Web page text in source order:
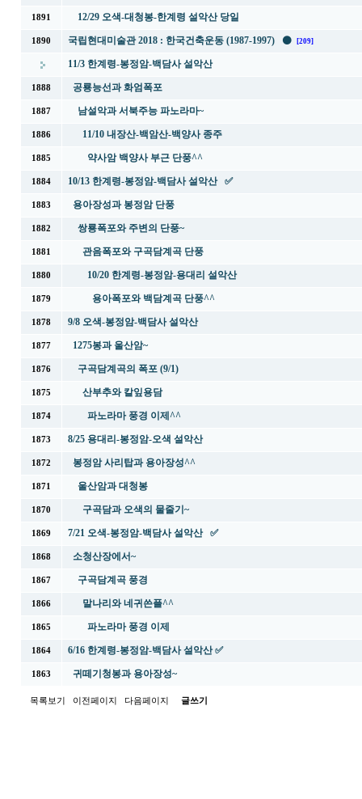
1891 12/29 오색-대청봉-한계령 설악산 당일
1890 국립현대미술관 2018 : 한국건축운동 (1987-1997) ⚫ [209]
11/3 한계령-봉정암-백담사 설악산
1888 공룡능선과 화엄폭포
1887 남설악과 서북주능 파노라마~
1886 11/10 내장산-백암산-백양사 종주
1885 약사암 백양사 부근 단풍^^
1884 10/13 한계령-봉정암-백담사 설악산 ✅
1883 용아장성과 봉정암 단풍
1882 쌍룡폭포와 주변의 단풍~
1881 관음폭포와 구곡담계곡 단풍
1880 10/20 한계령-봉정암-용대리 설악산
1879 용아폭포와 백담계곡 단풍^^
1878 9/8 오색-봉정암-백담사 설악산
1877 1275봉과 울산암~
1876 구곡담계곡의 폭포 (9/1)
1875 산부추와 칼잎용담
1874 파노라마 풍경 이제^^
1873 8/25 용대리-봉정암-오색 설악산
1872 봉정암 사리탑과 용아장성^^
1871 울산암과 대청봉
1870 구곡담과 오색의 물줄기~
1869 7/21 오색-봉정암-백담사 설악산 ✅
1868 소청산장에서~
1867 구곡담계곡 풍경
1866 말나리와 네귀쓴플^^
1865 파노라마 풍경 이제
1864 6/16 한계령-봉정암-백담사 설악산 ✅
1863 귀떼기청봉과 용아장성~
목록보기 이전페이지 다음페이지 글쓰기